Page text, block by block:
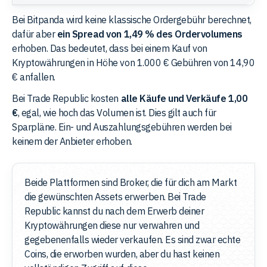
Bei Bitpanda wird keine klassische Ordergebühr berechnet,
dafür aber ein Spread von 1,49 % des Ordervolumens
erhoben. Das bedeutet, dass bei einem Kauf von
Kryptowährungen in Höhe von 1.000 € Gebühren von 14,90
€ anfallen.
Bei Trade Republic kosten alle Käufe und Verkäufe 1,00
€, egal, wie hoch das Volumen ist. Dies gilt auch für
Sparpläne. Ein- und Auszahlungsgebühren werden bei
keinem der Anbieter erhoben.
Beide Plattformen sind Broker, die für dich am Markt
die gewünschten Assets erwerben. Bei Trade
Republic kannst du nach dem Erwerb deiner
Kryptowährungen diese nur verwahren und
gegebenenfalls wieder verkaufen. Es sind zwar echte
Coins, die erworben wurden, aber du hast keinen